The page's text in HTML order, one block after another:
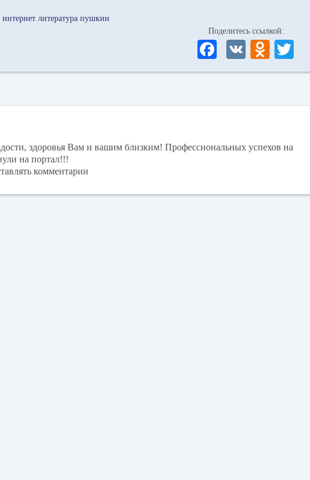
интернет литература пушкин
Поделитесь ссылкой:
Fa
ce
ok
V
K
O
dn
la
ni
здоровья Вам и вашим близким! Профессиональных успехов на
на портал!!!
комментарии